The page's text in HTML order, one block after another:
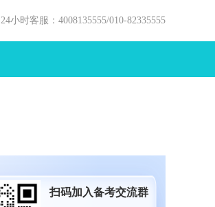
24小时客服：4008135555/010-82335555
扫码加入备考交流群